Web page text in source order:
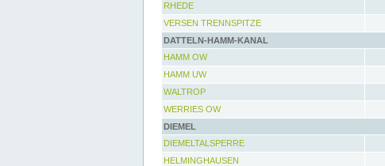
RHEDE
VERSEN TRENNSPITZE
DATTELN-HAMM-KANAL
HAMM OW
HAMM UW
WALTROP
WERRIES OW
DIEMEL
DIEMELTALSPERRE
HELMINGHAUSEN